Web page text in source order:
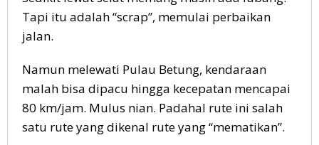
Tapi itu adalah “scrap”, memulai perbaikan
jalan.
Namun melewati Pulau Betung, kendaraan
malah bisa dipacu hingga kecepatan mencapai
80 km/jam. Mulus nian. Padahal rute ini salah
satu rute yang dikenal rute yang “mematikan”.